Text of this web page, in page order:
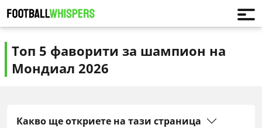
Топ 5 фаворити за шампион на
Мондиал 2026
Какво ще откриете на тази страница